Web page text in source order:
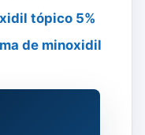
tópico 5%
de minoxidil